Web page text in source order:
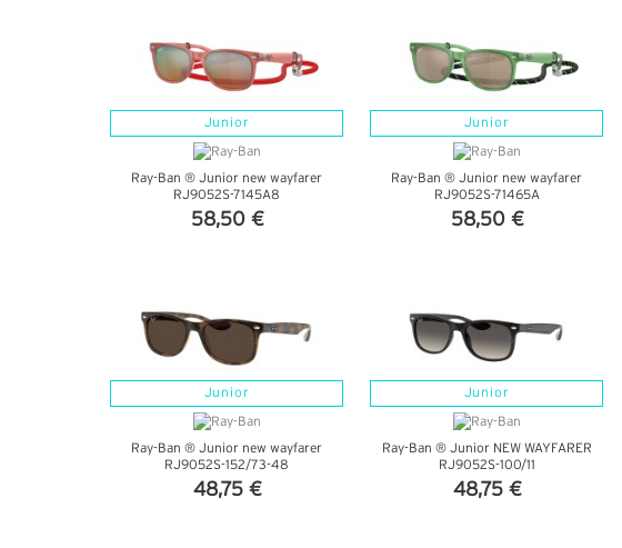
Junior
Ray-Ban ® Junior new wayfarer
RJ9052S-7145A8
58,50 €
Junior
Ray-Ban ® Junior new wayfarer
RJ9052S-71465A
58,50 €
Junior
Ray-Ban ® Junior new wayfarer
RJ9052S-152/73-48
48,75 €
Junior
Ray-Ban ® Junior NEW WAYFARER
RJ9052S-100/11
48,75 €